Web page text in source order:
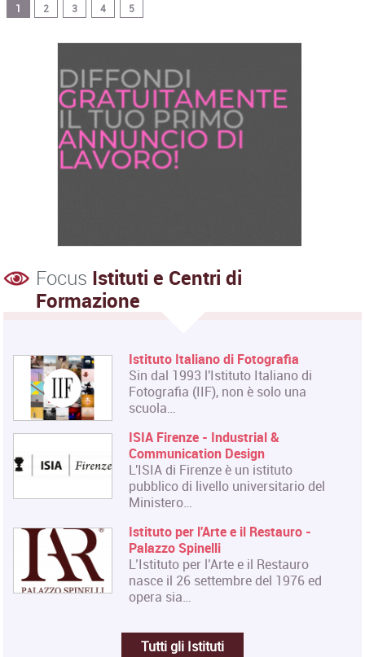
1 2 3 4 5
Focus Istituti e Centri di
Formazione
Istituto Italiano di Fotografia
Sin dal 1993 l'Istituto Italiano di
Fotografia (IIF), non è solo una
scuola…
ISIA Firenze - Industrial &
Communication Design
L'ISIA di Firenze è un istituto
pubblico di livello universitario del
Ministero…
Istituto per l'Arte e il Restauro -
Palazzo Spinelli
L’Istituto per l’Arte e il Restauro
nasce il 26 settembre del 1976 ed
opera sia…
Tutti gli Istituti